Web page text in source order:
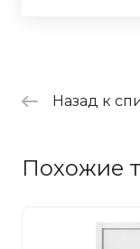
Назад к
Похожие